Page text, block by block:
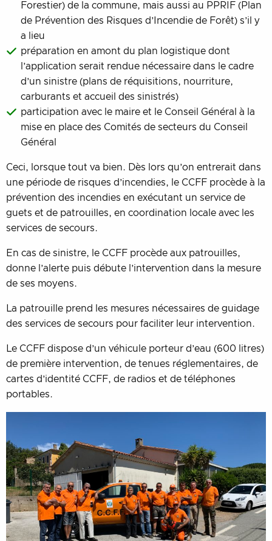
Forestier) de la commune, mais aussi au PPRIF (Plan
de Prévention des Risques d’Incendie de Forêt) s’il y
a lieu
préparation en amont du plan logistique dont
l’application serait rendue nécessaire dans le cadre
d’un sinistre (plans de réquisitions, nourriture,
carburants et accueil des sinistrés)
participation avec le maire et le Conseil Général à la
mise en place des Comités de secteurs du Conseil
Général
Ceci, lorsque tout va bien. Dès lors qu’on entrerait dans
une période de risques d’incendies, le CCFF procède à la
prévention des incendies en exécutant un service de
guets et de patrouilles, en coordination locale avec les
services de secours.
En cas de sinistre, le CCFF procède aux patrouilles,
donne l’alerte puis débute l’intervention dans la mesure
de ses moyens.
La patrouille prend les mesures nécessaires de guidage
des services de secours pour faciliter leur intervention.
Le CCFF dispose d’un véhicule porteur d’eau (600 litres)
de première intervention, de tenues réglementaires, de
cartes d’identité CCFF, de radios et de téléphones
portables.